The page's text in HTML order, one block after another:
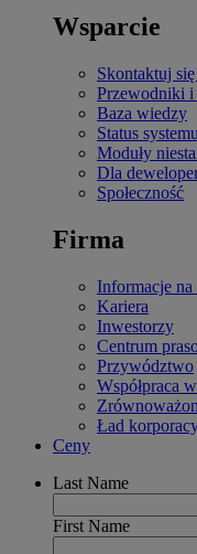
Wsparcie
Skontaktuj
Przewodniki i
Baza wiedzy
Status systemu
Moduły
Dla
Społeczność
Firma
Informacje na
Kariera
Inwestorzy
Centrum
Przywództwo
Współpraca
Ład
Ceny
Last Name
First Name